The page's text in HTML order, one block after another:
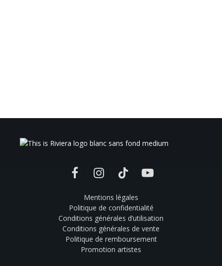
FacebookInstagramTikTok YouTube
Mentions légales
Politique de confidentialité
Conditions générales d’utilisation
Conditions générales de vente
Politique de remboursement
Promotion artistes